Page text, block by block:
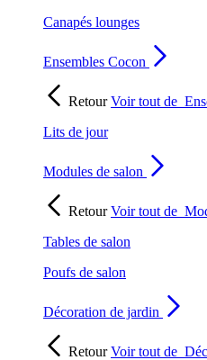
Canapés lounges
Ensembles Cocon
RetourVoir tout de
Lits de jour
Modules de salon
RetourVoir tout de
Tables de salon
Poufs de salon
Décoration de jardin
RetourVoir tout de